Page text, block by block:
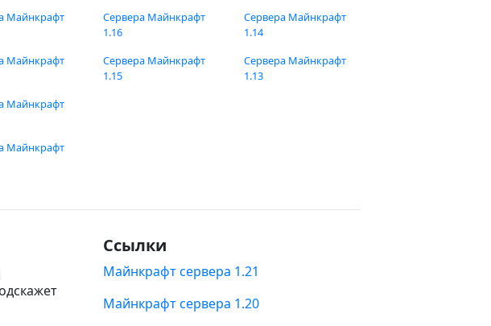
Майнкрафт
Майнкрафт
Сервера Майнкрафт
1.16
Сервера Майнкрафт
1.15
Сервера Майнкрафт
1.14
Сервера Майнкрафт
1.13
Майнкрафт
Майнкрафт
Ссылки
Майнкрафт сервера 1.21
Майнкрафт сервера 1.20